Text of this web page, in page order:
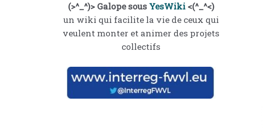
(>^_^)> Galope sous YesWiki<(^_^<)
un wiki qui facilite la vie de ceux qui
veulent monter et animer des projets
collectifs